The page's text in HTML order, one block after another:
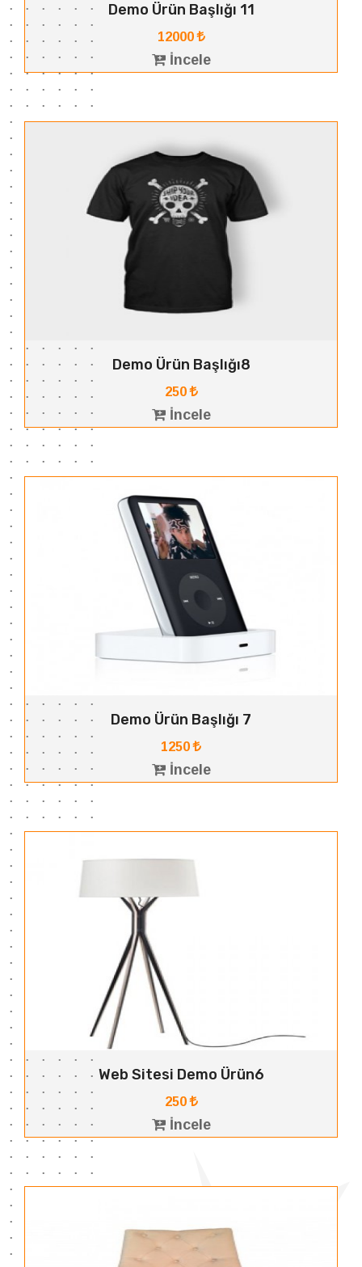
Demo Ürün Başlığı 11
12000
İncele
Demo Ürün Başlığı8
250
İncele
Demo Ürün Başlığı 7
1250
İncele
Web Sitesi Demo Ürün6
250
İncele